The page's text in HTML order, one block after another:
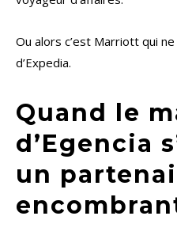
Ou alors c’est Marriott qui
d’Expedia.
Quand le
d’Egencia
un